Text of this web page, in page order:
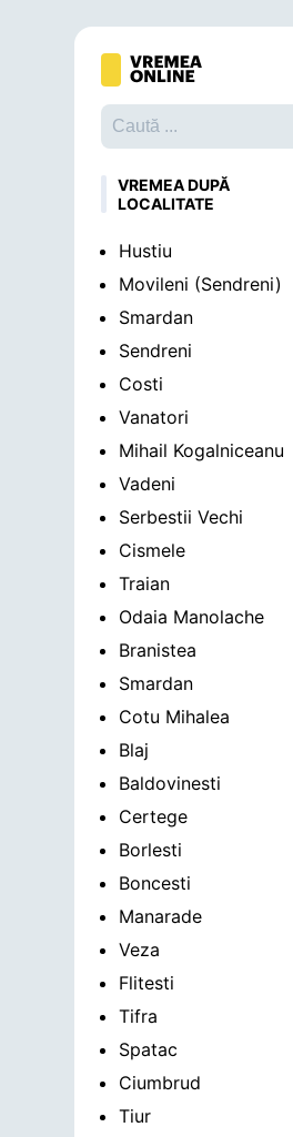
VREMEA DUPĂ
LOCALITATE
Hustiu
Movileni (Sendreni)
Smardan
Sendreni
Costi
Vanatori
Mihail Kogalniceanu
Vadeni
Serbestii Vechi
Cismele
Traian
Odaia Manolache
Branistea
Smardan
Cotu Mihalea
Blaj
Baldovinesti
Certege
Borlesti
Boncesti
Manarade
Veza
Flitesti
Tifra
Spatac
Ciumbrud
Tiur